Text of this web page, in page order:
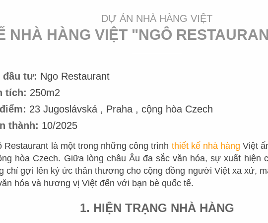
DỰ ÁN NHÀ HÀNG VIỆT
NHÀ HÀNG VIỆT "NGÔ
đầu tư: Ngo Restaurant
tích: 250m2
23 Jugoslávská , Praha , cộng hòa Czech
thành: 10/2025
Restaurant là một trong những công trình thiết kế nhà hàng Việt
hòa Czech. Giữa lòng châu Âu đa sắc văn hóa, sự xuất hiện
chỉ gợi lên ký ức thân thương cho cộng đồng người Việt xa xứ,
hóa và hương vị Việt đến với bạn bè quốc tế.
1. HIỆN TRẠNG NHÀ HÀNG
GIỚI THIỆU
TẦM NHÌN - SỨ MỆNH
QUY TRÌNH LÀM VIỆC
ĐỘI NGŨ QUẢN LÝ
DỰ TOÁN CHI PHÍ
DỰ ÁN
NHÀ HÀNG HOA
NHÀ HÀNG INDOCHINE
NHÀ HÀNG VIỆT
NHÀ HÀNG ÂU
THIẾT KẾ NHÀ HÀNG HÀN
NHÀ HÀNG THÁI
THIẾT KẾ NHÀ HÀNG LẨU
NƯỚNG - BBQ
NHÀ HÀNG DIMSUM
THIẾT KẾ NHÀ HÀNG HẢI
SẢN
NHÀ HÀNG TIỆC CƯỚI
VỊ TRÍ